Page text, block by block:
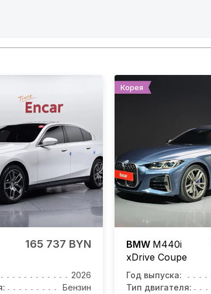
165 737 BYN
2026
Бензин
Корея
BMW M440i
xDrive Coupe
Год выпуска:
Тип двигателя: